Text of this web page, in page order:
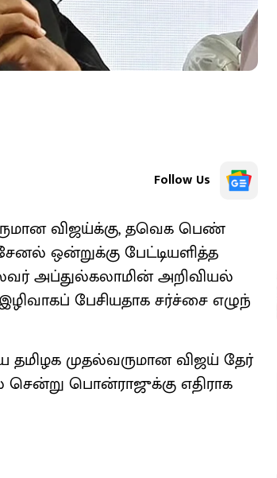
Follow Us
விஜய்க்​கு, தவெக பெண்
ஒன்​றுக்கு பேட்​டியளித்த
அப்​துல்​கலாமின் அறி​வியல்
பேசி​ய​தாக சர்ச்சை எழுந்​
முதல்​வரு​மான விஜய் தேர்​
சென்று பொன்​ராஜுக்கு எதி​ராக